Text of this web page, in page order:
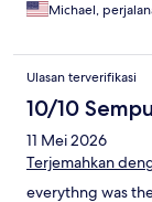
Michael,
Ulasan terverifikasi
10/10
11 Mei 2026
Terjemahkan
everythng was